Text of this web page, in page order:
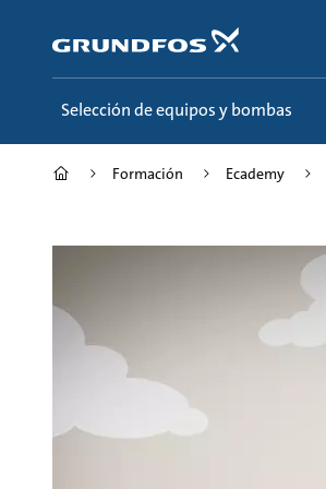
contenido
principal
Selección de equipos y bombas
Formación Ecademy